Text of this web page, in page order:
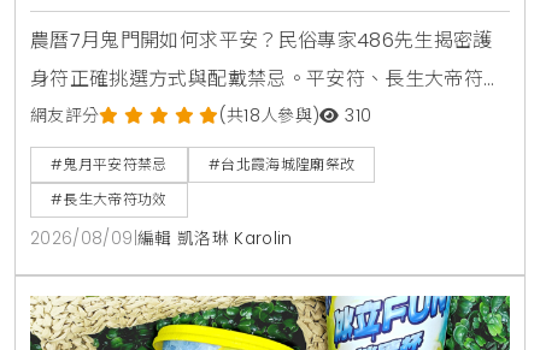
看
農曆7月鬼門開如何求平安？民俗專家486先生揭密護
身符正確挑選方式與配戴禁忌。平安符、長生大帝符與
太上老君大八卦護身符用途大不同，並提醒護身符碰水
會失效。台北霞海城隍廟祭改服務與開光符令請領資訊
一次看。
網友評分 (共18人參與) 310
#鬼月平安符禁忌
#台北霞海城隍廟祭改
#長生大帝符功效
2026/08/09 編輯 凱洛琳 Karolin